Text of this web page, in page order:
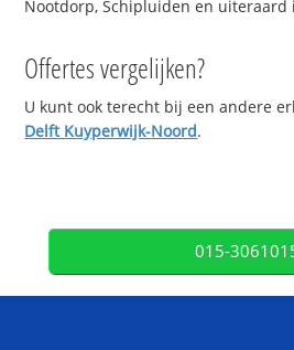
Nootdorp, Schipluiden en uiteraard
Offertes vergelijken?
U kunt ook terecht bij een andere
Delft Kuyperwijk-Noord.
015-